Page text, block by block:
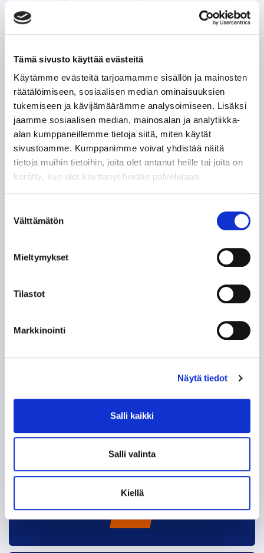
Tämä sivusto käyttää evästeitä
Käytämme evästeitä tarjoamamme sisällön ja mainosten
räätälöimiseen, sosiaalisen median ominaisuuksien
tukemiseen ja kävijämäärämme analysoimiseen. Lisäksi
jaamme sosiaalisen median, mainosalan ja analytiikka-
alan kumppaneillemme tietoja siitä, miten käytät
sivustoamme. Kumppanimme voivat yhdistää näitä
tietoja muihin tietoihin, joita olet antanut heille tai joita on
kerätty, kun olet käyttänyt heidän palvelujaan.
valinta
Välttämätön
Mieltymykset
Tilastot
Markkinointi
Näytä tiedot
Salli kaikki
Salli valinta
Kiellä
Lauantaina taistellaan Tampere
Cupin voitosta – Tappara kohtaa
JYPin Hakametsässä
07.08.
Tappara eteni perjantaina Tampere
Cupin finaaliin – Ilves kumoon
Hakametsässä numeroin 3–2!
06.08.
Tampere Cupin kattava infopaketti
Tapparan harjoituskausi
menoin – Ilves vastassa Tampere
SEURAAVAT KOTIOTTELUT
TORSTAI 27.8. 18:30
VS.